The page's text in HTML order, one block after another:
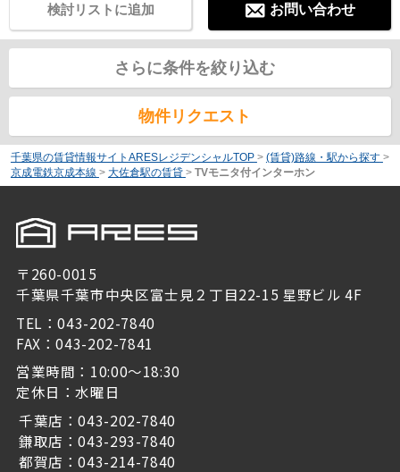
お問い合わせ
検討リストに追加
さらに条件を絞り込む
物件リクエスト
千葉県の賃貸情報サイトARESレジデンシャルTOP > (賃貸)路線・駅から探す >
京成電鉄京成本線 > 大佐倉駅の賃貸 > TVモニタ付インターホン
〒260-0015
千葉県千葉市中央区富士見２丁目22-15 星野ビル 4F
TEL：043-202-7840
FAX：043-202-7841
営業時間：10:00～18:30
定休日：水曜日
千葉店：043-202-7840
鎌取店：043-293-7840
都賀店：043-214-7840